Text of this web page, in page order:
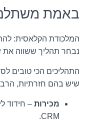
באמת
המלכודת הקלאסית:
נבחר תהליך ששווה את
התהליכים הכי טובים
שיש בהם חזרתיות,
מכירות – חידוד
CRM.